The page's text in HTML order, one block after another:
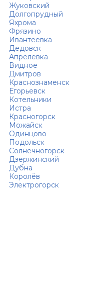
Жуковский
Долгопрудный
Яхрома
Фрязино
Ивантеевка
Дедовск
Апрелевка
Видное
Дмитров
Краснознаменск
Егорьевск
Котельники
Истра
Красногорск
Можайск
Одинцово
Подольск
Солнечногорск
Дзержинский
Дубна
Королёв
Электрогорск